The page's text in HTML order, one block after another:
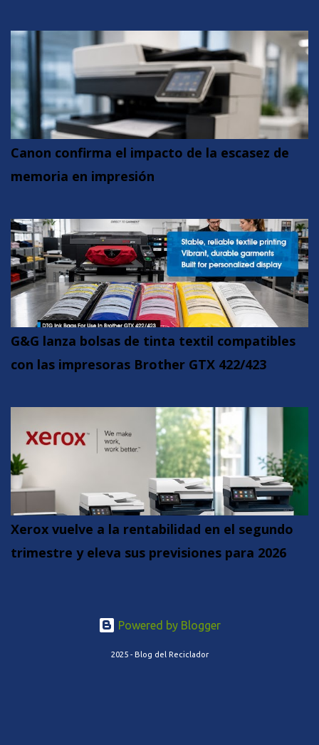
Canon confirma el impacto de la escasez de
memoria en impresión
G&G lanza bolsas de tinta textil compatibles
con las impresoras Brother GTX 422/423
Xerox vuelve a la rentabilidad en el segundo
trimestre y eleva sus previsiones para 2026
Powered by Blogger
2025 - Blog del Reciclador